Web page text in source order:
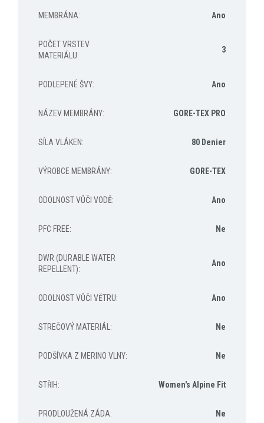
MEMBRÁNA: Ano
POČET VRSTEV
MATERIÁLU:
3
PODLEPENÉ ŠVY: Ano
NÁZEV MEMBRÁNY: GORE-TEX PRO
SÍLA VLÁKEN: 80 Denier
VÝROBCE MEMBRÁNY: GORE-TEX
ODOLNOST VŮČI VODĚ: Ano
PFC FREE: Ne
DWR (DURABLE WATER
REPELLENT):
Ano
ODOLNOST VŮČI VĚTRU: Ano
STREČOVÝ MATERIÁL: Ne
PODŠÍVKA Z MERINO VLNY: Ne
STŘIH: Women's Alpine Fit
PRODLOUŽENÁ ZÁDA: Ne